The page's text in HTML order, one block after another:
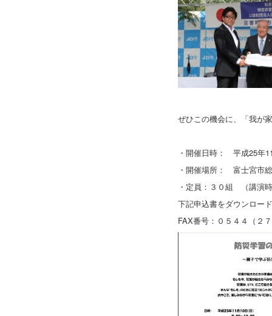
ぜひこの機会に、「我が
・開催日時： 平成25年
・開催場所： 富士宮市
・定員：３０組 （講演
下記申込書をダウンロー
FAX番号：０５４４（